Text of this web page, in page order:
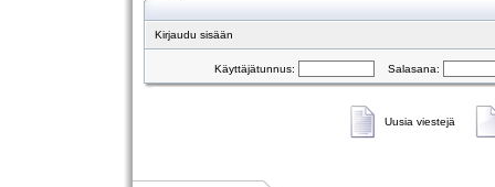
Kirjaudu sisään
Käyttäjätunnus: Salasana:
Uusia viestejä